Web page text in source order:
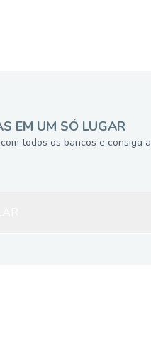
EM UM SÓ LUGAR
todos os bancos e consiga a